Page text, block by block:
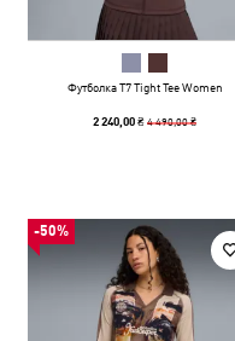
Футболка T7 Tight Tee Women
2 240,00 ₴4 490,00 ₴
-50%